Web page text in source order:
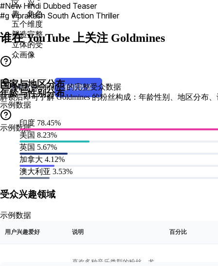
#New Hindi Dubbed Teaser
#g v prakash South Action Thriller
谁在 YouTube 上关注 Goldmines
区、兴
趣、角色
五个维度
塑造完整
立体的受
众画像
查看示例 解锁数据
解锁 Goldmines 的完整受众数据
解锁后即可了解 Goldmines 的粉丝构成：年龄性别、地区分布
年龄与性别分布
示例数据
国家与地区分布
示例数据
印度 78.45%
美国 8.23%
英国 5.67%
加拿大 4.12%
澳大利亚 3.53%
受众兴趣领域
示例数据
说明 百分比
喜欢多种音乐类型的粉丝，尤
用户兴趣爱好
粉丝角色画像